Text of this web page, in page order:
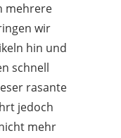
mehrere
wir
hin und
schnell
rasante
jedoch
mehr